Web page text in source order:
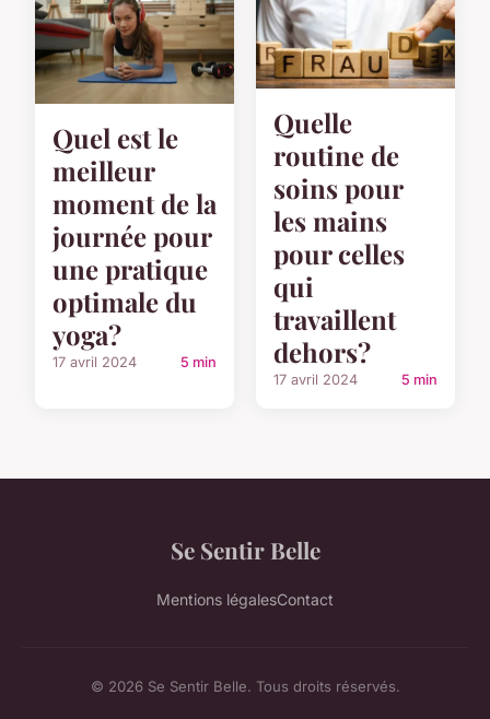
Quel est le
meilleur
moment de la
journée pour
une pratique
optimale du
yoga?
17 avril 2024 5 min
Quelle
routine de
soins pour
les mains
pour celles
qui
travaillent
dehors?
17 avril 2024 5 min
Se Sentir Belle
Mentions légalesContact
© 2026 Se Sentir Belle. Tous droits réservés.